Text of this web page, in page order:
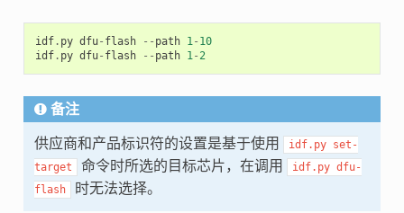
idf. py dfu- flash -- path 1- 10
idf. py dfu- flash -- path 1-2
备注
供应商和产品标识符的设置是基于使用 idf.py set-
target
命令时所选的目标芯片，在调用 idf.py dfu-
flash
时无法选择。